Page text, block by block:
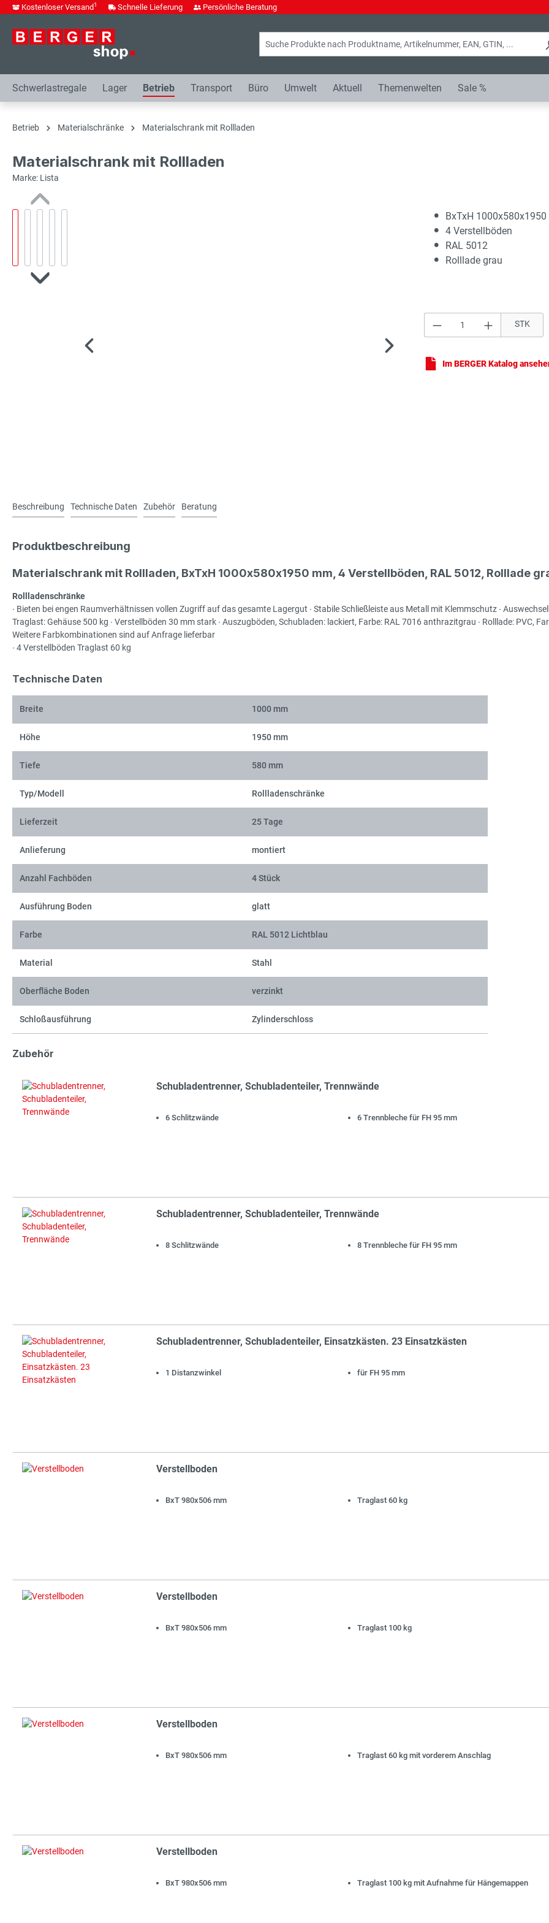
Zur Hauptnavigation springen
Kostenloser Versand1 Schnelle Lieferung Persönliche Beratung
Schwerlastregale Lager Betrieb Transport Büro Umwelt Aktuell Themenwelten Sale %
Betrieb Materialschränke Materialschrank mit Rollladen
Materialschrank mit Rollladen
Marke: Lista
BxTxH 1000x580x1950
4 Verstellböden
RAL 5012
Rolllade grau
Produkt Anzahl:
STK
Im BERGER Katalog
Beschreibung Technische Daten Zubehör Beratung
Produktbeschreibung
Materialschrank mit Rollladen, BxTxH 1000x580x1950 mm, 4 Verstellböden, RAL 5012, Rolllade
Rollladenschränke
∙ Bieten bei engen Raumverhältnissen vollen Zugriff auf das gesamte Lagergut ∙ Stabile Schließleiste aus Metall mit Klemmschutz ∙
Traglast: Gehäuse 500 kg ∙ Verstellböden 30 mm stark ∙ Auszugböden, Schubladen: lackiert, Farbe: RAL 7016 anthrazitgrau ∙ Rolllade: PVC,
Weitere Farbkombinationen sind auf Anfrage lieferbar
∙ 4 Verstellböden Traglast 60 kg
Technische Daten
Breite 1000 mm
Höhe 1950 mm
Tiefe 580 mm
Typ/Modell Rollladenschränke
Lieferzeit 25 Tage
Anlieferung montiert
Anzahl Fachböden 4 Stück
Ausführung Boden glatt
Farbe RAL 5012 Lichtblau
Material Stahl
Oberfläche Boden verzinkt
Schloßausführung Zylinderschloss
Zubehör
Schubladentrenner, Schubladenteiler, Trennwände
6 Schlitzwände 6 Trennbleche für FH 95 mm
Schubladentrenner, Schubladenteiler, Trennwände
8 Schlitzwände 8 Trennbleche für FH 95 mm
Schubladentrenner, Schubladenteiler, Einsatzkästen. 23 Einsatzkästen
1 Distanzwinkel für FH 95 mm
Verstellboden
BxT 980x506 mm Traglast 60 kg
Verstellboden
BxT 980x506 mm Traglast 100 kg
Verstellboden
BxT 980x506 mm Traglast 60 kg mit vorderem Anschlag
Verstellboden
BxT 980x506 mm Traglast 100 kg mit Aufnahme für Hängemappen